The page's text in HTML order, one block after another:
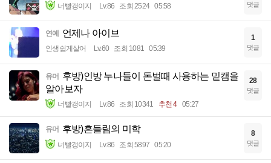
너빨갱이지 Lv.86 조회 2524 05:58 댓글
연예 언제나 아이브
인생쉽게살어 Lv.60 조회 1081 05:39
1
댓글
유머 후방)인방 누나들이 돈벌때 사용하는 밑캠을
알아보자
너빨갱이지 Lv.86 조회 10341 추천 4 05:27
28
댓글
유머 후방)흔들림의 미학
너빨갱이지 Lv.86 조회 5897 05:20
8
댓글